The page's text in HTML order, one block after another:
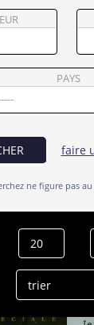
PAYS
faire
ne figure pas